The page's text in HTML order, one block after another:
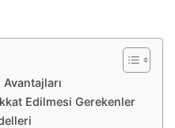
Edilmesi Gerekenler